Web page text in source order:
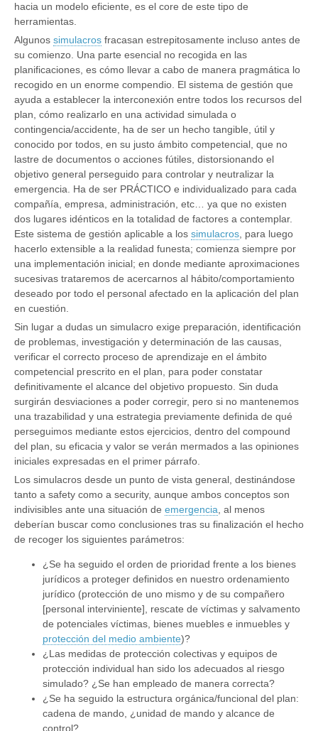
hacia un modelo eficiente, es el core de este tipo de
herramientas.
Algunos simulacros fracasan estrepitosamente incluso antes de
su comienzo. Una parte esencial no recogida en las
planificaciones, es cómo llevar a cabo de manera pragmática lo
recogido en un enorme compendio. El sistema de gestión que
ayuda a establecer la interconexión entre todos los recursos del
plan, cómo realizarlo en una actividad simulada o
contingencia/accidente, ha de ser un hecho tangible, útil y
conocido por todos, en su justo ámbito competencial, que no
lastre de documentos o acciones fútiles, distorsionando el
objetivo general perseguido para controlar y neutralizar la
emergencia. Ha de ser PRÁCTICO e individualizado para cada
compañía, empresa, administración, etc… ya que no existen
dos lugares idénticos en la totalidad de factores a contemplar.
Este sistema de gestión aplicable a los simulacros , para luego
hacerlo extensible a la realidad funesta; comienza siempre por
una implementación inicial; en donde mediante aproximaciones
sucesivas trataremos de acercarnos al hábito/comportamiento
deseado por todo el personal afectado en la aplicación del plan
en cuestión.
Sin lugar a dudas un simulacro exige preparación, identificación
de problemas, investigación y determinación de las causas,
verificar el correcto proceso de aprendizaje en el ámbito
competencial prescrito en el plan, para poder constatar
definitivamente el alcance del objetivo propuesto. Sin duda
surgirán desviaciones a poder corregir, pero si no mantenemos
una trazabilidad y una estrategia previamente definida de qué
perseguimos mediante estos ejercicios, dentro del compound
del plan, su eficacia y valor se verán mermados a las opiniones
iniciales expresadas en el primer párrafo.
Los simulacros desde un punto de vista general, destinándose
tanto a safety como a security, aunque ambos conceptos son
indivisibles ante una situación de emergencia , al menos
deberían buscar como conclusiones tras su finalización el hecho
de recoger los siguientes parámetros:
¿Se ha seguido el orden de prioridad frente a los bienes
jurídicos a proteger definidos en nuestro ordenamiento
jurídico (protección de uno mismo y de su compañero
[personal interviniente], rescate de víctimas y salvamento
de potenciales víctimas, bienes muebles e inmuebles y
protección del medio ambiente)?
¿Las medidas de protección colectivas y equipos de
protección individual han sido los adecuados al riesgo
simulado? ¿Se han empleado de manera correcta?
¿Se ha seguido la estructura orgánica/funcional del plan:
cadena de mando, ¿unidad de mando y alcance de
control?